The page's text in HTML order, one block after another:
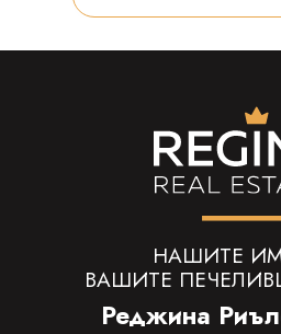
НАШИТЕ
ВАШИТЕ
Реджина